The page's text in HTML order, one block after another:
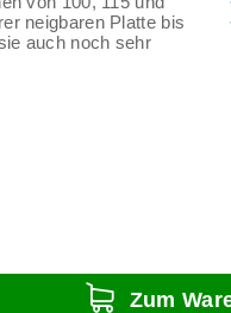
neigbaren Platte bis
auch noch sehr
Zum